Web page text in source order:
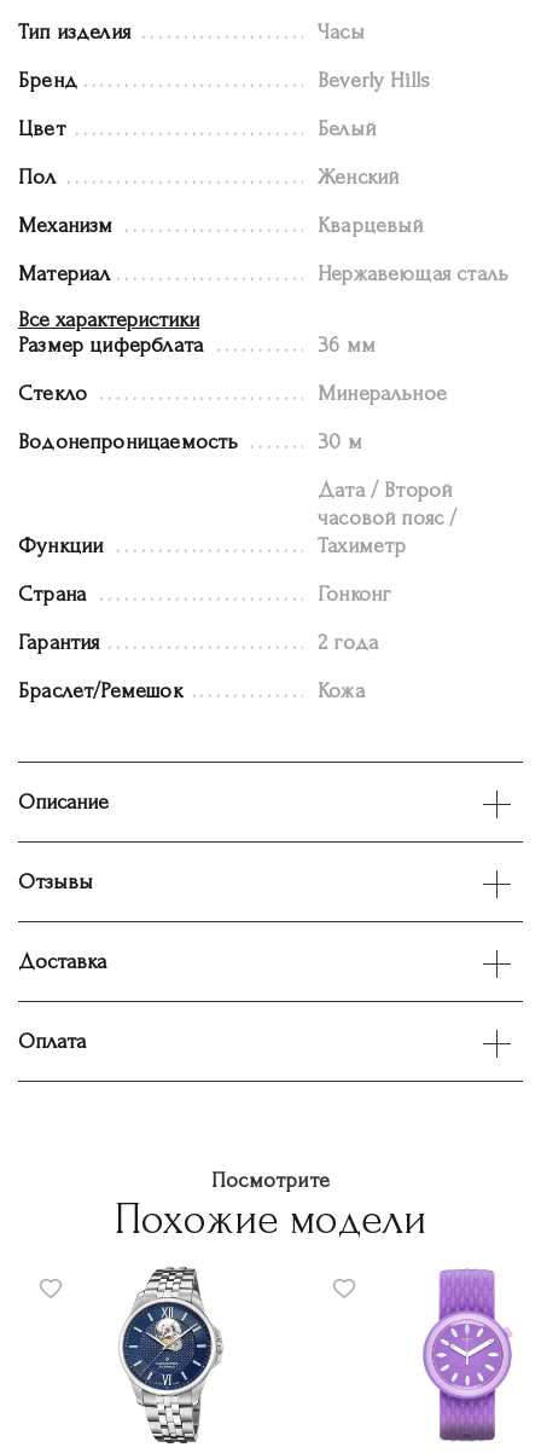
Тип изделия Часы
Бренд Beverly Hills
Цвет Белый
Пол Женский
Механизм Кварцевый
Материал
Нержавеющая сталь
Все характеристики
Размер циферблата
36 мм
Стекло Минеральное
Водонепроницаемость 30 м
Функции
Дата / Второй
часовой пояс /
Тахиметр
Страна Гонконг
Гарантия 2 года
Браслет/Ремешок Кожа
Описание
Отзывы
Доставка
Оплата
Посмотрите
Похожие модели